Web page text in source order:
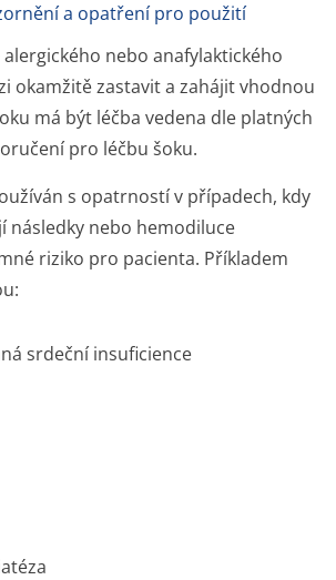
a opatření pro použití
alergického nebo anafylaktického
okamžitě zastavit a zahájit vhodnou
má být léčba vedena dle platných
pro léčbu šoku.
s opatrností v případech, kdy
následky nebo hemodiluce
riziko pro pacienta. Příkladem
srdeční insuficience